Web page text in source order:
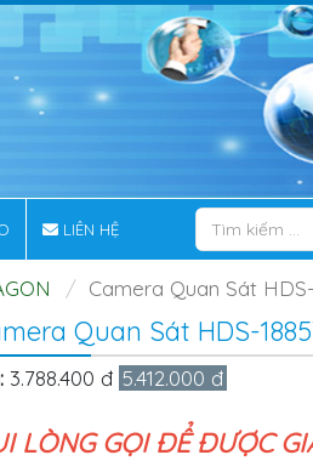
LIÊN HỆ
Camera Quan Sát
Quan Sát HDS-
3.788.400 đ 5.412.000 đ
LÒNG GỌI ĐỂ ĐƯỢC